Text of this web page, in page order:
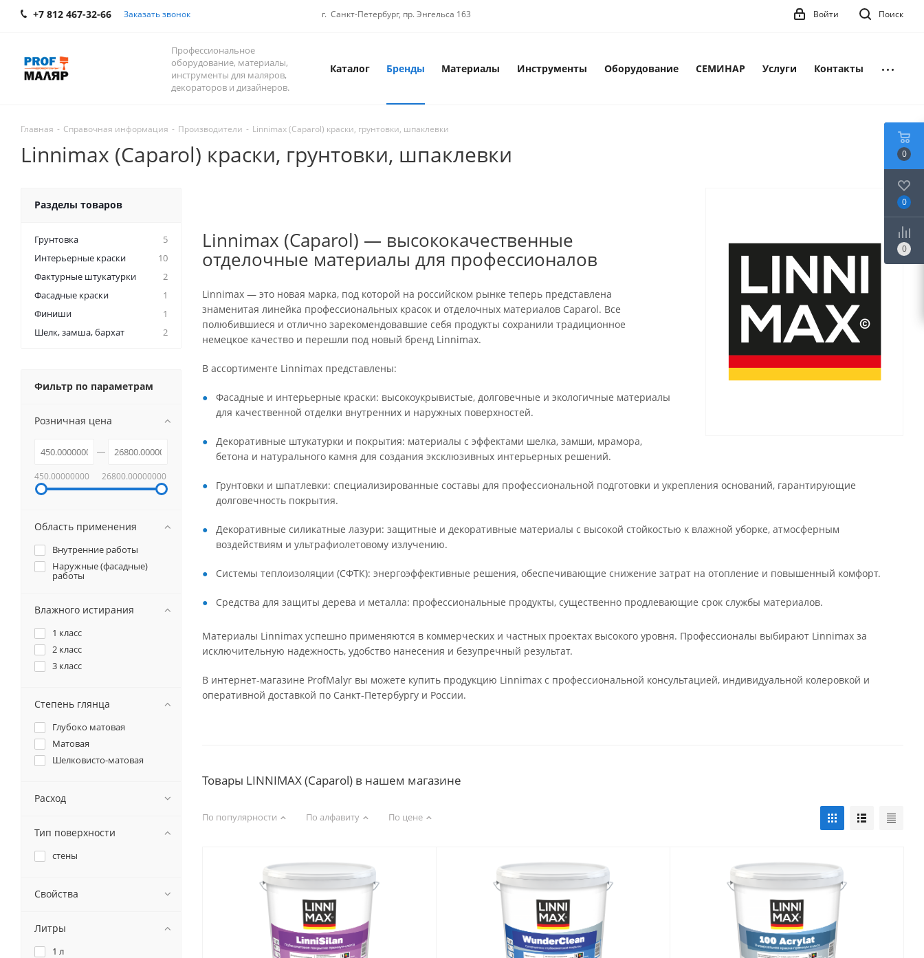
+7 812 467-32-66 Заказать звонок г. Санкт-Петербург, пр. Энгельса 163 Поиск
Войти
Профессиональное
оборудование, материалы,
инструменты для маляров,
декораторов и дизайнеров.
Каталог Бренды Материалы Инструменты Оборудование СЕМИНАР Услуги Контакты
Главная - Справочная информация - Производители - Linnimax (Caparol) краски, грунтовки, шпаклевки
Linnimax (Caparol) краски, грунтовки, шпаклевки
Linnimax (Caparol) — высококачественные
отделочные материалы для профессионалов
Linnimax — это новая марка, под которой на российском рынке теперь представлена
знаменитая линейка профессиональных красок и отделочных материалов Caparol. Все
полюбившиеся и отлично зарекомендовавшие себя продукты сохранили традиционное
немецкое качество и перешли под новый бренд Linnimax.
В ассортименте Linnimax представлены:
Фасадные и интерьерные краски: высокоукрывистые, долговечные и экологичные материалы
для качественной отделки внутренних и наружных поверхностей.
Декоративные штукатурки и покрытия: материалы с эффектами шелка, замши, мрамора,
бетона и натурального камня для создания эксклюзивных интерьерных решений.
Грунтовки и шпатлевки: специализированные составы для профессиональной подготовки и укрепления оснований, гарантирующие
долговечность покрытия.
Декоративные силикатные лазури: защитные и декоративные материалы с высокой стойкостью к влажной уборке, атмосферным
воздействиям и ультрафиолетовому излучению.
Системы теплоизоляции (СФТК): энергоэффективные решения, обеспечивающие снижение затрат на отопление и повышенный комфорт.
Средства для защиты дерева и металла: профессиональные продукты, существенно продлевающие срок службы материалов.
Материалы Linnimax успешно применяются в коммерческих и частных проектах высокого уровня. Профессионалы выбирают Linnimax за
исключительную надежность, удобство нанесения и безупречный результат.
В интернет-магазине ProfMalyr вы можете купить продукцию Linnimax с профессиональной консультацией, индивидуальной колеровкой и
оперативной доставкой по Санкт-Петербургу и России.
Товары LINNIMAX (Caparol) в нашем магазине
По популярности По алфавиту По цене
Разделы товаров
Грунтовкa
5
Интерьерные краски
10
Фактурные штукатурки
2
Фасадные краски
1
Финиши
1
Шелк, замша, бархат
2
Фильтр по параметрам
Розничная цена
450.00000000 26800.00000000
Область применения
Внутренние работы
Наружные (фасадные)
работы
Влажного истирания
1 класс
2 класс
3 класс
Степень глянца
Глубоко матовая
Матовая
Шелковисто-матовая
Расход
Тип поверхности
стены
Свойства
Литры
1 л
0
0
0